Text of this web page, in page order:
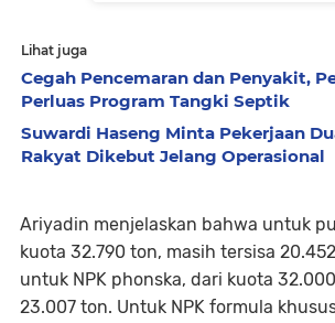
Lihat juga
Cegah Pencemaran dan Penyakit,
Perluas Program Tangki Septik
Suwardi Haseng Minta Pekerjaan
Rakyat Dikebut Jelang Operasional
Ariyadin menjelaskan bahwa untuk
kuota 32.790 ton, masih tersisa
untuk NPK phonska, dari kuota
23.007 ton. Untuk NPK formula